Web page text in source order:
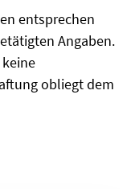
entsprechen
Angaben.
obliegt dem
neu laden